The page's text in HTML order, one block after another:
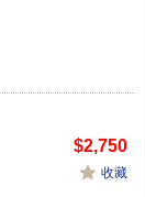
$2,750
收藏